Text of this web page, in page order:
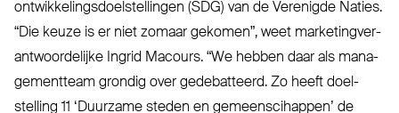
ont­wik­ke­lings­doel­stellingen (SDG) van de Verenigde Naties.
“Die keuze is er niet zomaar gekomen”, weet mar­ke­ting­ver­
ant­woor­delijke Ingrid Macours. “We hebben daar als mana­
ge­mentteam grondig over gede­batteerd. Zo heeft doel­
stelling 11 ‘Duurzame steden en gemeenscihappen’ de